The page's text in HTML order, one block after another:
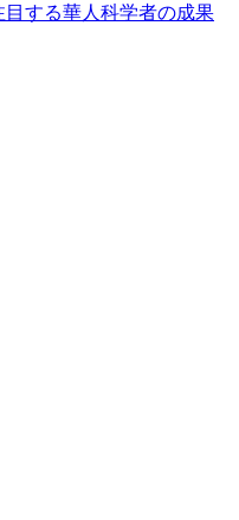
する華人科学者の成果